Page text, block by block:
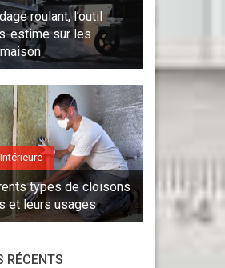
roulant, l’outil
estime sur les
types de cloisons
et leurs usages
RÉCENTS